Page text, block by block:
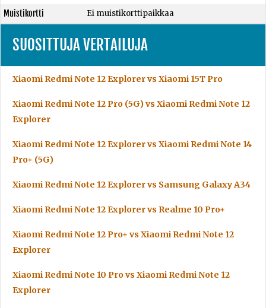
Muistikortti
Ei muistikorttipaikkaa
SUOSITTUJA VERTAILUJA
Xiaomi Redmi Note 12 Explorer vs Xiaomi 15T Pro
Xiaomi Redmi Note 12 Pro (5G) vs Xiaomi Redmi Note 12
Explorer
Xiaomi Redmi Note 12 Explorer vs Xiaomi Redmi Note 14
Pro+ (5G)
Xiaomi Redmi Note 12 Explorer vs Samsung Galaxy A34
Xiaomi Redmi Note 12 Explorer vs Realme 10 Pro+
Xiaomi Redmi Note 12 Pro+ vs Xiaomi Redmi Note 12
Explorer
Xiaomi Redmi Note 10 Pro vs Xiaomi Redmi Note 12
Explorer